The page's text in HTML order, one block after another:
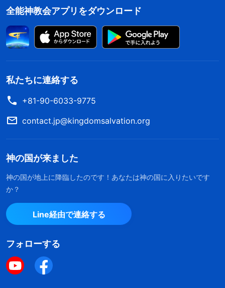
全能神教会アプリをダウンロード
私たちに連絡する
+81-90-6033-9775
contact.jp@kingdomsalvation.org
神の国が来ました
神の国が地上に降臨したのです！あなたは神の国に入りたいです
か？
Line経由で連絡する
フォローする